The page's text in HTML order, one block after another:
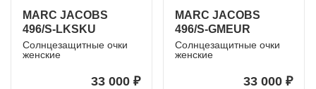
MARC JACOBS
496/S-LKSKU
Солнцезащитные очки
женские
33 000 ₽
MARC JACOBS
496/S-GMEUR
Солнцезащитные очки
женские
33 000 ₽